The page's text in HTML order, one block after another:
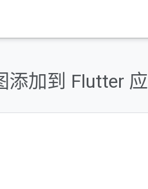
添加到 Flutter